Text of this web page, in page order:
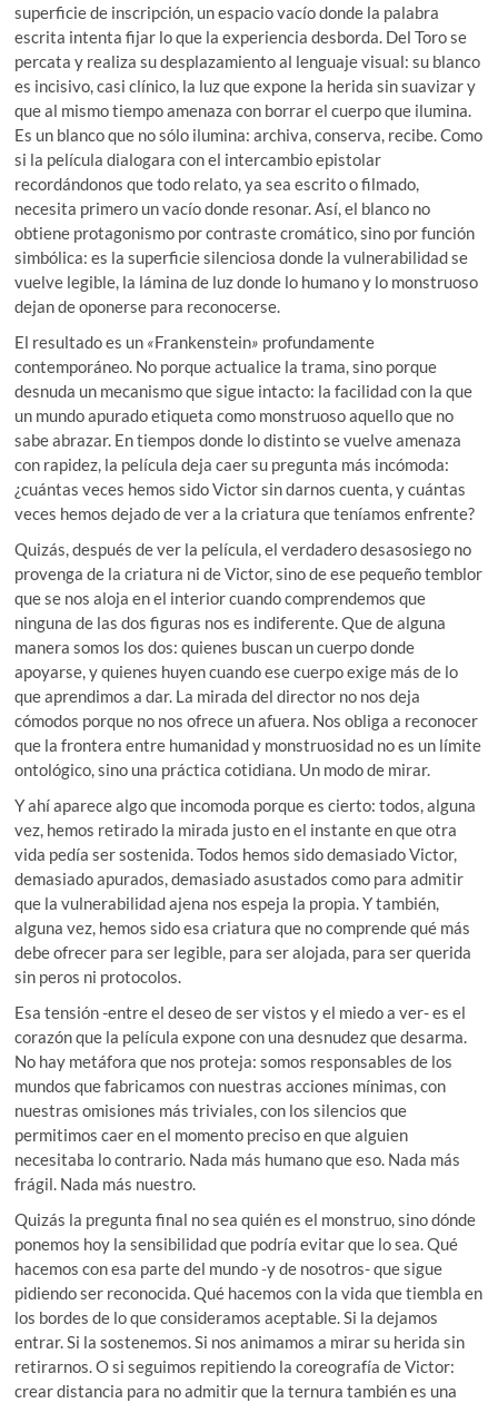
superficie de inscripción, un espacio vacío donde la palabra
escrita intenta fijar lo que la experiencia desborda. Del Toro se
percata y realiza su desplazamiento al lenguaje visual: su blanco
es incisivo, casi clínico, la luz que expone la herida sin suavizar y
que al mismo tiempo amenaza con borrar el cuerpo que ilumina.
Es un blanco que no sólo ilumina: archiva, conserva, recibe. Como
si la película dialogara con el intercambio epistolar
recordándonos que todo relato, ya sea escrito o filmado,
necesita primero un vacío donde resonar. Así, el blanco no
obtiene protagonismo por contraste cromático, sino por función
simbólica: es la superficie silenciosa donde la vulnerabilidad se
vuelve legible, la lámina de luz donde lo humano y lo monstruoso
dejan de oponerse para reconocerse.
El resultado es un «Frankenstein» profundamente
contemporáneo. No porque actualice la trama, sino porque
desnuda un mecanismo que sigue intacto: la facilidad con la que
un mundo apurado etiqueta como monstruoso aquello que no
sabe abrazar. En tiempos donde lo distinto se vuelve amenaza
con rapidez, la película deja caer su pregunta más incómoda:
¿cuántas veces hemos sido Victor sin darnos cuenta, y cuántas
veces hemos dejado de ver a la criatura que teníamos enfrente?
Quizás, después de ver la película, el verdadero desasosiego no
provenga de la criatura ni de Victor, sino de ese pequeño temblor
que se nos aloja en el interior cuando comprendemos que
ninguna de las dos figuras nos es indiferente. Que de alguna
manera somos los dos: quienes buscan un cuerpo donde
apoyarse, y quienes huyen cuando ese cuerpo exige más de lo
que aprendimos a dar. La mirada del director no nos deja
cómodos porque no nos ofrece un afuera. Nos obliga a reconocer
que la frontera entre humanidad y monstruosidad no es un límite
ontológico, sino una práctica cotidiana. Un modo de mirar.
Y ahí aparece algo que incomoda porque es cierto: todos, alguna
vez, hemos retirado la mirada justo en el instante en que otra
vida pedía ser sostenida. Todos hemos sido demasiado Victor,
demasiado apurados, demasiado asustados como para admitir
que la vulnerabilidad ajena nos espeja la propia. Y también,
alguna vez, hemos sido esa criatura que no comprende qué más
debe ofrecer para ser legible, para ser alojada, para ser querida
sin peros ni protocolos.
Esa tensión -entre el deseo de ser vistos y el miedo a ver- es el
corazón que la película expone con una desnudez que desarma.
No hay metáfora que nos proteja: somos responsables de los
mundos que fabricamos con nuestras acciones mínimas, con
nuestras omisiones más triviales, con los silencios que
permitimos caer en el momento preciso en que alguien
necesitaba lo contrario. Nada más humano que eso. Nada más
frágil. Nada más nuestro.
Quizás la pregunta final no sea quién es el monstruo, sino dónde
ponemos hoy la sensibilidad que podría evitar que lo sea. Qué
hacemos con esa parte del mundo -y de nosotros- que sigue
pidiendo ser reconocida. Qué hacemos con la vida que tiembla en
los bordes de lo que consideramos aceptable. Si la dejamos
entrar. Si la sostenemos. Si nos animamos a mirar su herida sin
retirarnos. O si seguimos repitiendo la coreografía de Victor:
crear distancia para no admitir que la ternura también es una